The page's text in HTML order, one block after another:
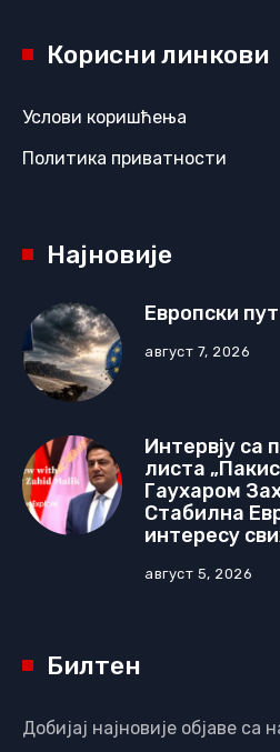
Корисни линкови
Услови коришћења
Политика приватности
Најновије
Европски
август 7, 2026
Интервју са
листа
Гаухаром
Стабилна
интересу
август 5, 2026
Билтен
Добијај најновије објаве са